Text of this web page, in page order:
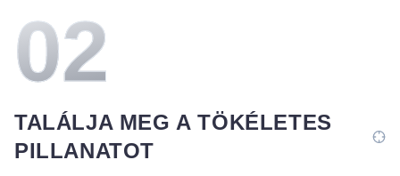
02
TALÁLJA MEG A TÖKÉLETES
PILLANATOT